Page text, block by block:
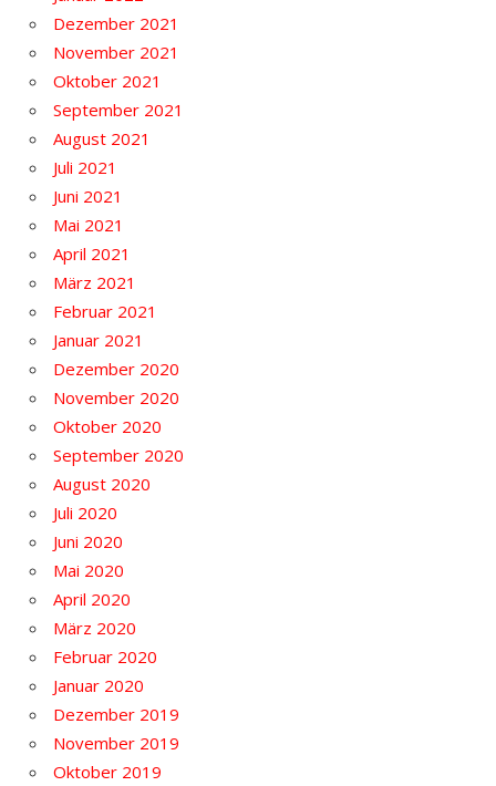
Dezember 2021
November 2021
Oktober 2021
September 2021
August 2021
Juli 2021
Juni 2021
Mai 2021
April 2021
März 2021
Februar 2021
Januar 2021
Dezember 2020
November 2020
Oktober 2020
September 2020
August 2020
Juli 2020
Juni 2020
Mai 2020
April 2020
März 2020
Februar 2020
Januar 2020
Dezember 2019
November 2019
Oktober 2019